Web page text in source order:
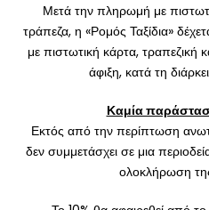
Μετά την πληρωμή με
τράπεζα, η «Ρομός Ταξίδια»
με πιστωτική κάρτα,
άφιξη, κατά τη
Καμία
Εκτός από την περίπτωση
δεν συμμετάσχει σε μια
ολοκλήρωση